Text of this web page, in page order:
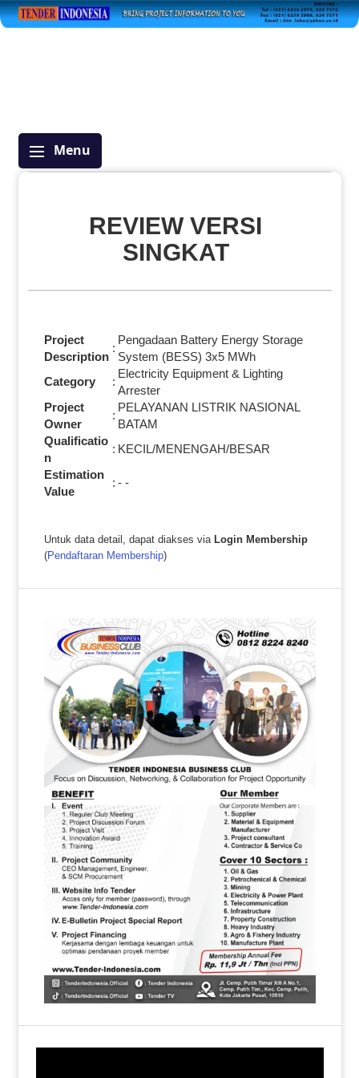
Menu
REVIEW VERSI
SINGKAT
Project
Description
:
Pengadaan Battery Energy Storage
System (BESS) 3x5 MWh
Category
:
Electricity Equipment & Lighting
Arrester
Project
Owner
:
PELAYANAN LISTRIK NASIONAL
BATAM
Qualificatio
n
: KECIL/MENENGAH/BESAR
Estimation
Value
: - -
Untuk data detail, dapat diakses via Login Membership
(Pendaftaran Membership)